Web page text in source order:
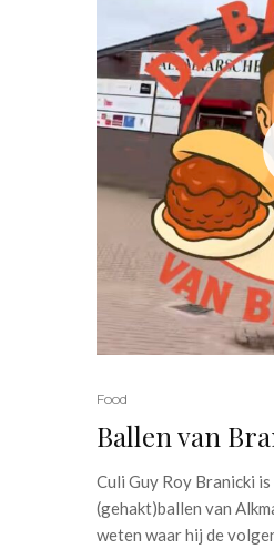
Food
Ballen van
Culi Guy Roy Branicki
(gehakt)ballen van
weten waar hij de